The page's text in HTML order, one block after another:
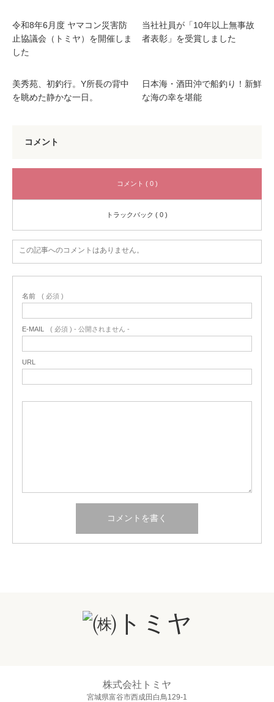
令和8年6月度 ヤマコン災害防
止協議会（トミヤ）を開催しま
した
当社社員が「10年以上無事故
者表彰」を受賞しました
美秀苑、初釣行。Y所長の背中
を眺めた静かな一日。
日本海・酒田沖で船釣り！新鮮
な海の幸を堪能
コメント
コメント ( 0 )
トラックバック ( 0 )
この記事へのコメントはありません。
名前 ( 必須 )
E-MAIL ( 必須 ) - 公開されません -
URL
株式会社トミヤ
宮城県富谷市西成田白鳥129-1